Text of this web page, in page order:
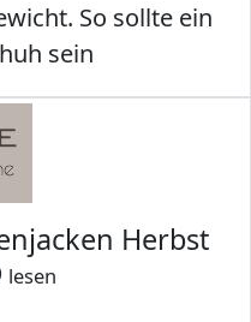
So sollte ein
sein
Herbst
lesen